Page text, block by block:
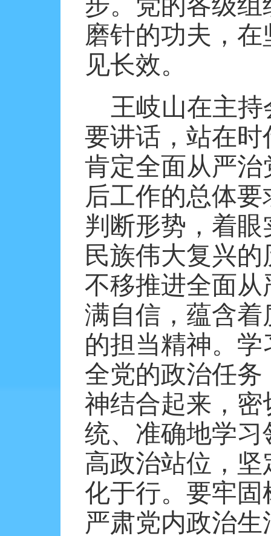
磨针的功夫，
见长效。
王岐山在主
要讲话，站在
肯定全面从严
后工作的总体
判断形势，着
民族伟大复兴
不移推进全面
满自信，蕴含
的担当精神。
全党的政治任
神结合起来，
统、准确地学
高政治站位，
化于行。要牢固
严肃党内政治